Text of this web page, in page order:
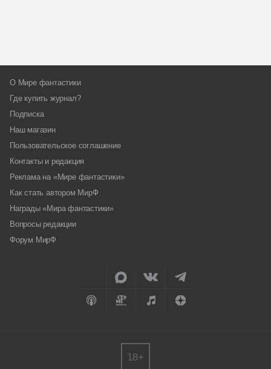
О Мире фантастики
Где купить журнал?
Подписка
Наш магазин
Пользовательское соглашение
Контакты и редакция
Реклама на «Мире фантастики»
Как стать автором МирФ
Награды «Мира фантастики»
Вопросы редакции
Форум МирФ
18+